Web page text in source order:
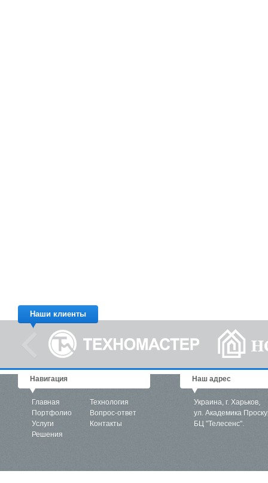
Наши клиенты
Навигация
Главная
Портфолио
Услуги
Решения
Технология
Вопрос-ответ
Контакты
Наш адрес
Украина, г. Харьков,
ул. Академика
БЦ "Телесенс".